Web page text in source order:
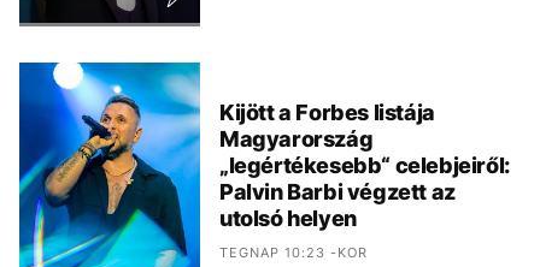
Kijött a Forbes listája
Magyarország
„legértékesebb“ celebjeiről:
Palvin Barbi végzett az
utolsó helyen
TEGNAP 10:23 -KOR